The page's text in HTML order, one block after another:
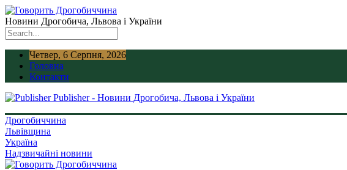
Новини Дрогобича, Львова і України
Четвер, 6 Серпня, 2026
Головна
Контакти
Publisher - Новини Дрогобича, Львова і України
Дрогобиччина
Львівщина
Україна
Надзвичайні новини